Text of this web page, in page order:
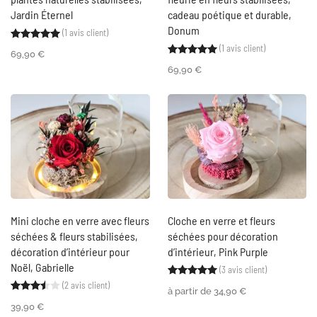
Jardin Éternel
Noté 5.00sur 5 basé sur
1 notation client
(1 avis client)
69,90 €
cadeau poétique et durable,
Donum
Noté 5.00sur 5
1
(1 avis client)
69,90 €
Mini cloche en verre avec fleurs
séchées & fleurs stabilisées,
décoration d’intérieur pour
Noël, Gabrielle
Noté3.50sur 5 basé sur
2 notations client
(2avis client)
39,90 €
Cloche en verre et fleurs
séchées pour décoration
d’intérieur, Pink Purple
Noté5.00sur 5
3
(3 avis client)
à partir de 34,90 €